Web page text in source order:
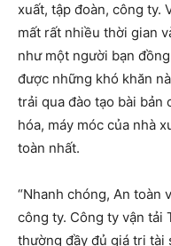
xuất, tập đoàn, công ty.
mất rất nhiều thời gian
như một người bạn
được những khó khăn
trải qua đào tạo bài bản
hóa, máy móc của nhà
toàn nhất.
“Nhanh chóng, An toàn
công ty. Công ty vận tải
thường đầy đủ giá trị tài